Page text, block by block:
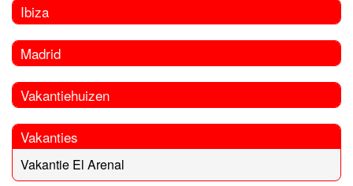
Ibiza
Madrid
Vakantiehuizen
Vakanties
Vakantie El Arenal